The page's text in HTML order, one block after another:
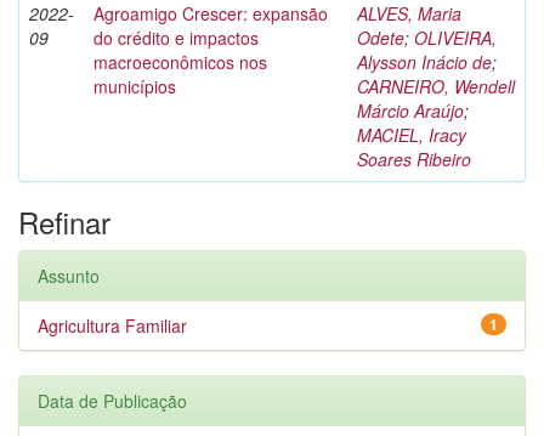
2022-
09
Agroamigo Crescer: expansão
do crédito e impactos
macroeconômicos nos
municípios
ALVES, Maria
Odete; OLIVEIRA,
Alysson Inácio de;
CARNEIRO, Wendell
Márcio Araújo;
MACIEL, Iracy
Soares Ribeiro
Refinar
Assunto
1
Agricultura Familiar
Data de Publicação